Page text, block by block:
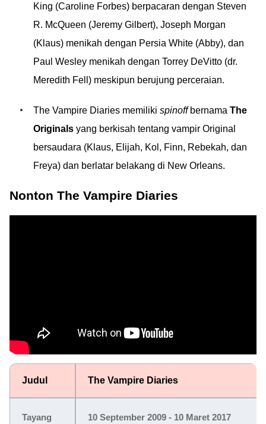
King (Caroline Forbes) berpacaran dengan Steven
R. McQueen (Jeremy Gilbert), Joseph Morgan
(Klaus) menikah dengan Persia White (Abby), dan
Paul Wesley menikah dengan Torrey DeVitto (dr.
Meredith Fell) meskipun berujung perceraian.
The Vampire Diaries memiliki spinoffbernama The
Originals yang berkisah tentang vampir Original
bersaudara (Klaus, Elijah, Kol, Finn, Rebekah, dan
Freya) dan berlatar belakang di New Orleans.
Nonton The Vampire Diaries
Judul The Vampire Diaries
Tayang 10 September 2009 - 10 Maret 2017